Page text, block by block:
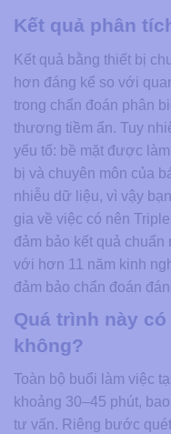
Kết quả phân
Kết quả bằng thiết bị
hơn đáng kể so với
trong chẩn đoán phân
thương tiềm ẩn. Tuy
yếu tố: bề mặt được
bị và chuyên môn của
nhiễu dữ liệu, vì vậy
gia về việc có nên
đảm bảo kết quả
với hơn 11 năm kinh
đảm bảo chẩn đoán
Quá trình này
không?
Toàn bộ buổi làm việc
khoảng 30–45 phút,
tư vấn. Riêng bước